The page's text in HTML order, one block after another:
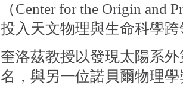
（Center for the Origin and
投入天文物理與生命科學
奎洛茲教授以發現太陽系
名，與另一位諾貝爾物理